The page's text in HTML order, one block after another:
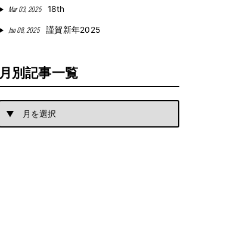
Mar 03, 2025 18th
Jan 08, 2025 謹賀新年2025
月別記事一覧